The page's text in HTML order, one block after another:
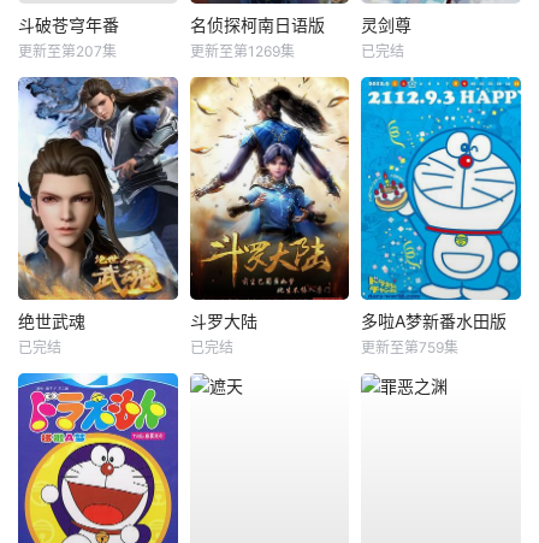
斗破苍穹年番
更新至第207集
名侦探柯南日语版
更新至第1269集
灵剑尊
已完结
绝世武魂
已完结
斗罗大陆
已完结
多啦A梦新番水田版
更新至第759集